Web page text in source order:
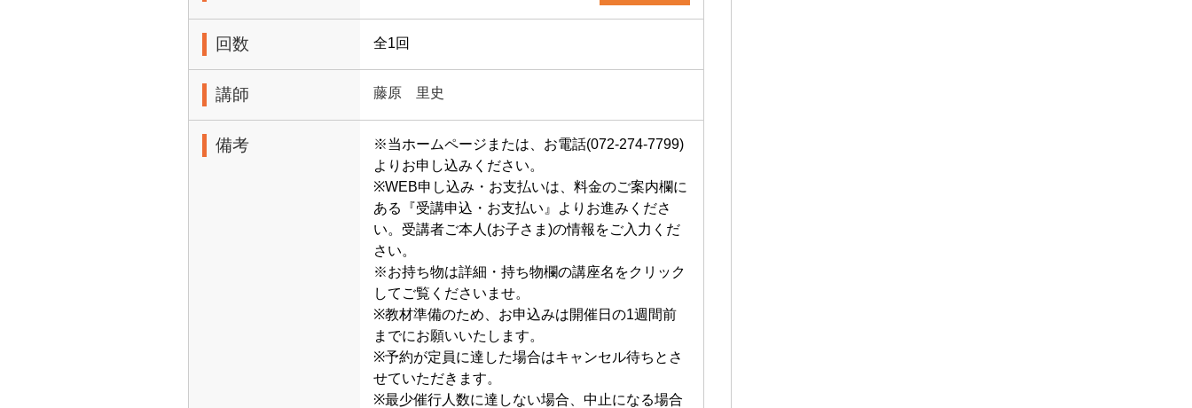
回数 全1回
講師 藤原 里史
備考
※当ホームページまたは、お電話(072-274-7799)
よりお申し込みください。
※WEB申し込み・お支払いは、料金のご案内欄に
ある『受講申込・お支払い』よりお進みくださ
い。受講者ご本人(お子さま)の情報をご入力くだ
さい。
※お持ち物は詳細・持ち物欄の講座名をクリック
してご覧くださいませ。
※教材準備のため、お申込みは開催日の1週間前
までにお願いいたします。
※予約が定員に達した場合はキャンセル待ちとさ
せていただきます。
※最少催行人数に達しない場合、中止になる場合